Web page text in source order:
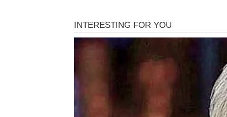
Na poslovnom planu moguće su lijepe
život donosi više pažnje i emocija.
Promjene vam donose sreću
Pred vama su dani tokom kojih ćete